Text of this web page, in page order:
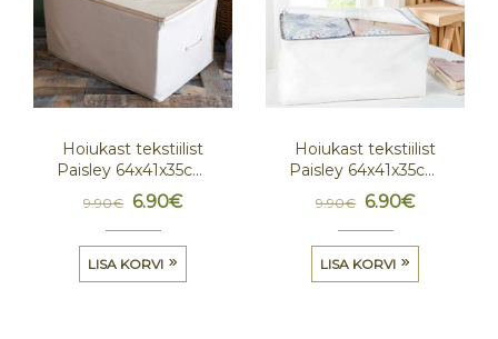
Hoiukast tekstiilist
Paisley 64x41x35cm
Beeź
9.90€ 6.90€
LISA KORVI
Hoiukast tekstiilist
Paisley 64x41x35cm
Valge
9.90€ 6.90€
LISA KORVI